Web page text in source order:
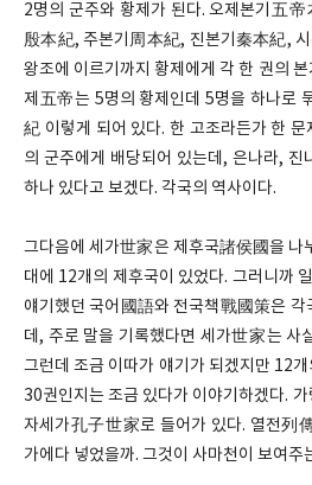
2명의 군주와 황제가 된다. 오제본기五
殷本紀, 주본기周本紀, 진본기秦本紀,
왕조에 이르기까지 황제에게 각 한 권의
제五帝는 5명의 황제인데 5명을 하나로
紀 이렇게 되어 있다. 한 고조라든가 한 문
의 군주에게 배당되어 있는데, 은나라, 진
하나 있다고 보겠다. 각국의 역사이다.
그다음에 세가世家은 제후국諸侯國을 나
대에 12개의 제후국이 있었다. 그러니까
얘기했던 국어國語와 전국책戰國策은
데, 주로 말을 기록했다면 세가世家는 사
그런데 조금 이따가 얘기가 되겠지만 12
30권인지는 조금 있다가 이야기하겠다.
자세가孔子世家로 들어가 있다. 열전列
가에다 넣었을까. 그것이 사마천이 보여주